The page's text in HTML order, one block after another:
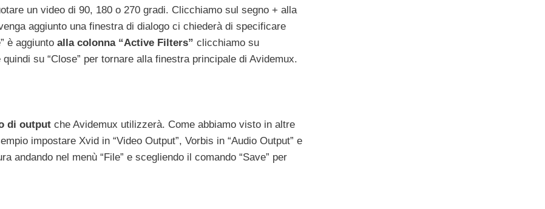
un video di 90, 180 o 270 gradi. Clicchiamo sul segno + alla
aggiunto una finestra di dialogo ci chiederà di specificare
è aggiunto alla colonna “Active Filters” clicchiamo su
su “Close” per tornare alla finestra principale di Avidemux.
di output che Avidemux utilizzerà. Come abbiamo visto in altre
impostare Xvid in “Video Output”, Vorbis in “Audio Output” e
andando nel menù “File” e scegliendo il comando “Save” per